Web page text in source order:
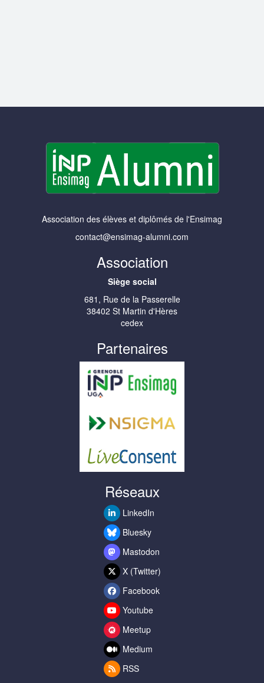
Association des élèves et diplômés de l'Ensimag
contact@ensimag-alumni.com
Association
Siège social
681, Rue de la Passerelle
38402 St Martin d'Hères
cedex
Partenaires
Réseaux
LinkedIn
Bluesky
Mastodon
X (Twitter)
Facebook
Youtube
Meetup
Medium
RSS